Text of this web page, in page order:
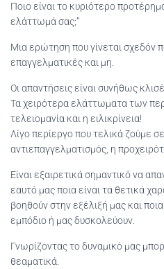
Ποιο είναι το κυριότερο
ελάττωμά σας;”
Μια ερώτηση που γίνεται σχεδόν
επαγγελματικές και μη.
Οι απαντήσεις είναι συνήθως κλισέ.
Τα χειρότερα ελάττωματα των
τελειομανία και η ειλικρίνεια!
Λίγο περίεργο που τελικά ζούμε
αντιεπαγγελματισμός, η
Είναι εξαιρετικά σημαντικό να
εαυτό μας ποια είναι τα θετικά
βοηθούν στην εξέλιξή μας και
εμπόδιο ή μας δυσκολεύουν.
Γνωρίζοντας το δυναμικό μας
θεαματικά.